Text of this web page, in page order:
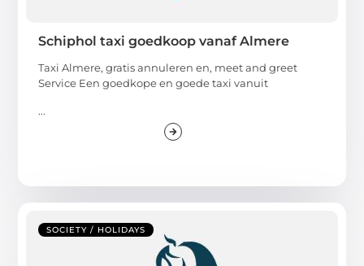
Schiphol taxi goedkoop vanaf Almere
Taxi Almere, gratis annuleren en, meet and greet
Service Een goedkope en goede taxi vanuit
...
SOCIETY / HOLIDAYS